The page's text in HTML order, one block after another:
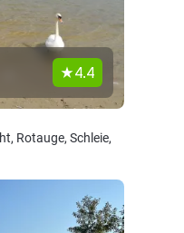
4.4
Rotauge, Schleie,